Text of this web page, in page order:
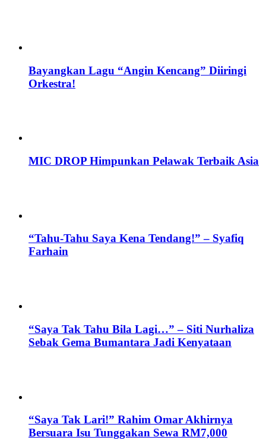
Bayangkan Lagu “Angin Kencang” Diiringi
Orkestra!
MIC DROP Himpunkan Pelawak Terbaik Asia
“Tahu-Tahu Saya Kena Tendang!” – Syafiq
Farhain
“Saya Tak Tahu Bila Lagi…” – Siti Nurhaliza
Sebak Gema Bumantara Jadi Kenyataan
“Saya Tak Lari!” Rahim Omar Akhirnya
Bersuara Isu Tunggakan Sewa RM7,000